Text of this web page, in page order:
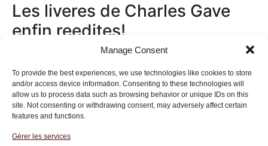
Manage Consent
To provide the best experiences, we use technologies like cookies to store
and/or access device information. Consenting to these technologies will
allow us to process data such as browsing behavior or unique IDs on this
site. Not consenting or withdrawing consent, may adversely affect certain
features and functions.
Gérer les services
Les liveres de Charles Gave
enfin reedites!